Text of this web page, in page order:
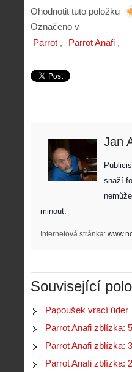
Ohodnotit tuto položku
Označeno v
Parrot
Parrot Anafi
Jan
snaží
minout.
Internetová stránka:
Související
Papoušek vrací úder
Parrot Anafi zblízka:
Parrot Anafi zblízka:
Parrot Anafi zblízka: